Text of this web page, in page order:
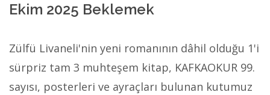
Ekim 2025 Beklemek
Zülfü Livaneli'nin yeni romanının dâhil olduğu 1'i
sürpriz tam 3 muhteşem kitap, KAFKAOKUR 99.
sayısı, posterleri ve ayraçları bulunan kutumuz